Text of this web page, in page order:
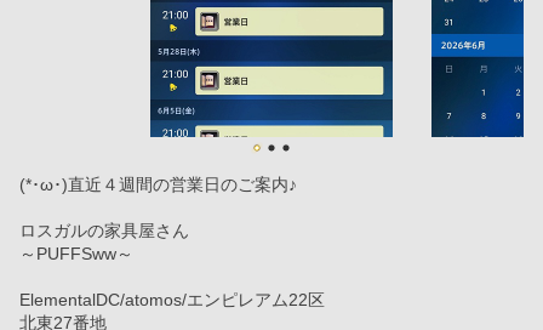
(*･ω･)直近４週間の営業日のご案内♪
ロスガルの家具屋さん
～PUFFSww～
ElementalDC/atomos/エンピレアム22区
北東27番地